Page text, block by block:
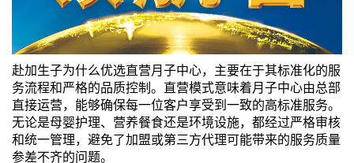
赴加生子为什么优选直营月子中心，主要在于其标准化的服
务流程和严格的品质控制。直营模式意味着月子中心由总部
直接运营，能够确保每一位客户享受到一致的高标准服务。
无论是母婴护理、营养餐食还是环境设施，都经过严格审核
和统一管理，避免了加盟或第三方代理可能带来的服务质量
参差不齐的问题。